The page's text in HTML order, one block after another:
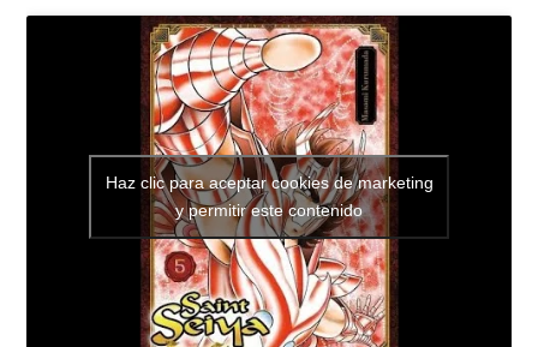
Haz clic para aceptar cookies de marketing
y permitir este contenido